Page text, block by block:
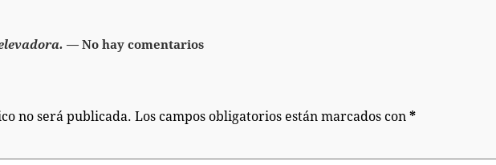
— No hay comentarios
no será publicada. Los campos obligatorios están marcados con*